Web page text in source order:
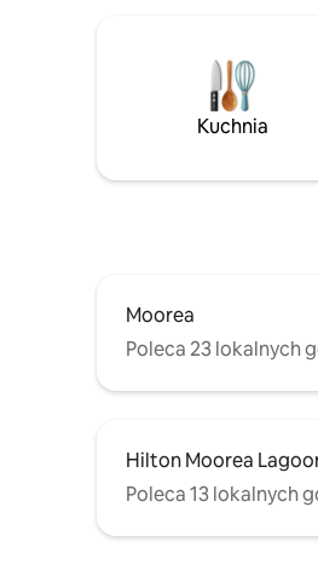
Kuchnia
Moorea
Poleca 23 lokalnych
Hilton Moorea
Poleca 13 lokalnych